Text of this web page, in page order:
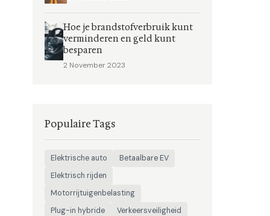
Hoe je brandstofverbruik kunt
verminderen en geld kunt
besparen
2 November 2023
Populaire Tags
Elektrische auto
Betaalbare EV
Elektrisch rijden
Motorrijtuigenbelasting
Plug-in hybride
Verkeersveiligheid